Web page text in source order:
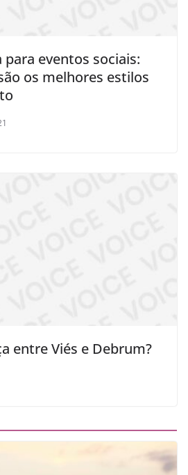
para eventos sociais:
os melhores estilos
entre Viés e Debrum?